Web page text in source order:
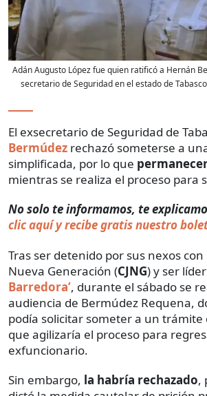
Adán Augusto López fue quien ratificó a Hernán
secretario de Seguridad en el estado de Tabasco
El exsecretario de Seguridad de
Bermúdez rechazó someterse a
simplificada, por lo que
mientras se realiza el proceso para
No solo te informamos, te
clic aquí y recibe gratis nuestro
Tras ser detenido por sus nexos con
Nueva Generación (CJNG) y ser
Barredora’, durante el sábado se
audiencia de Bermúdez Requena,
podía solicitar someter a un trámite
que agilizaría el proceso para
exfuncionario.
Sin embargo, la habría rechazado,